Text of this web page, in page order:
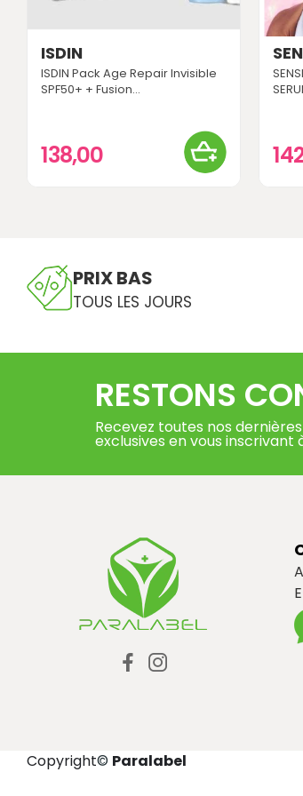
ISDIN
ISDIN Pack Age Repair Invisible
SPF50+ + Fusion...
138,00
PRIX BAS
TOUS LES JOURS
RESTONS
Recevez toutes nos
exclusives en vous
Copyright© Paralabel